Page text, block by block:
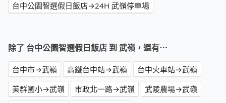
台中公園智選假日飯店→24H 武嶺停車場
除了 台中公園智選假日飯店 到 武嶺，還有⋯
台中市→武嶺 高鐵台中站→武嶺
台中火車站→武嶺
美群國小→武嶺
市政北一路→武嶺
武陵農場→武嶺